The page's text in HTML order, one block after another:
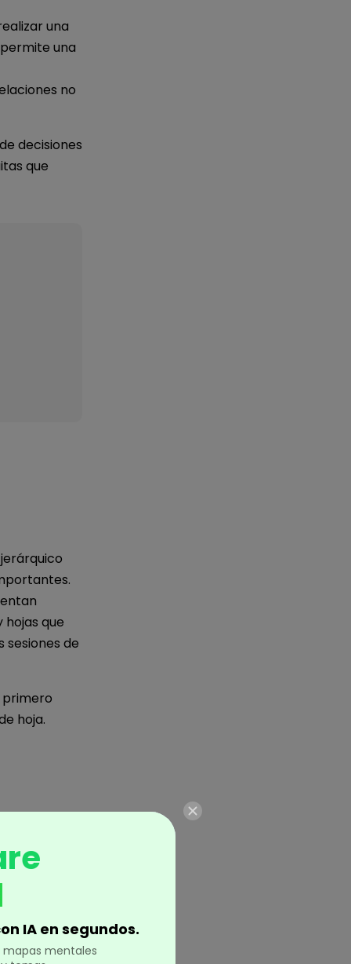
una
una
no
decisiones
que
que
sesiones de
primero
hoja.
datos
de los
IA en segundos.
mapas mentales